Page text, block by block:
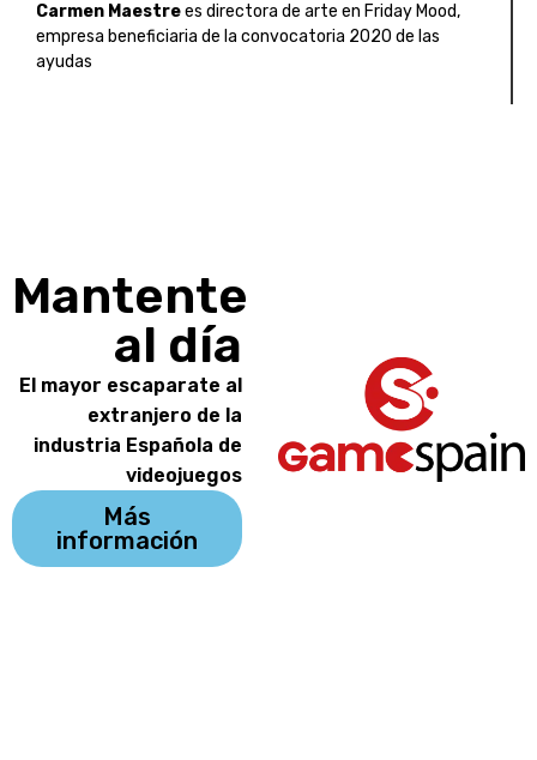
Carmen Maestrees directora de arte en Friday Mood,
empresa beneficiaria de la convocatoria 2020 de las
ayudas
Mantente
al día
El mayor escaparate al
extranjero de la
industria Española de
videojuegos
Más
información